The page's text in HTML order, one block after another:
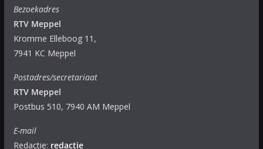
Bezoekadres
RTV Meppel
Kromme Elleboog 11,
7941 KC Meppel
Postadres/secretariaat
RTV Meppel
Postbus 510, 7940 AM Meppel
E-mail
Redactie: redactie